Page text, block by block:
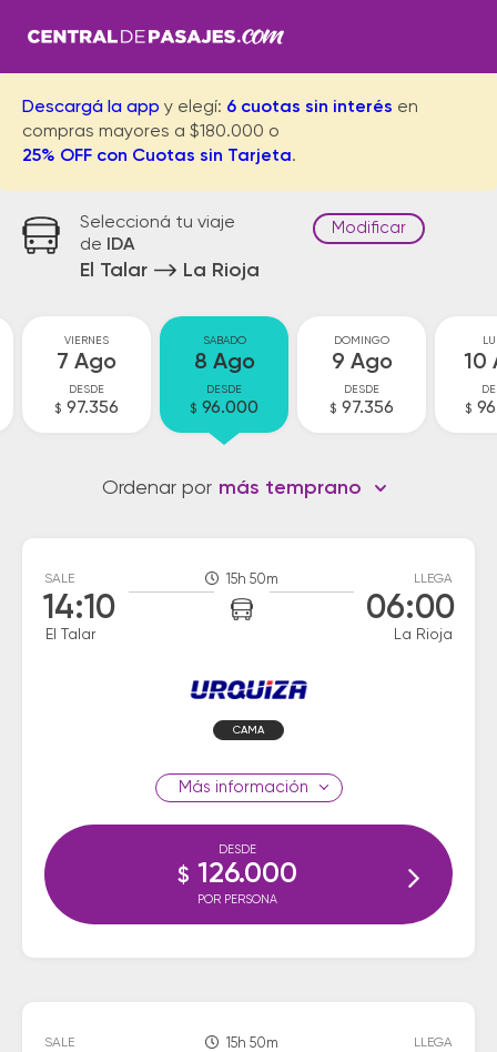
Descargá la app y elegí: 6 cuotas sin interés en
compras mayores a $180.000 o
25% OFF con Cuotas sin Tarjeta.
Seleccioná tu viaje
de
IDA
El Talar La Rioja
Modificar
VIERNES
7 Ago
DESDE
$ 97.356
SABADO
8 Ago
DESDE
$ 96.000
DOMINGO
9 Ago
DESDE
$ 97.356
10
$
Ordenar por más temprano
SALE
14:10
El Talar
15h 50m LLEGA
06:00
La Rioja
CAMA
información
DESDE
$ 126.000
POR PERSONA
SALE 15h 50m LLEGA